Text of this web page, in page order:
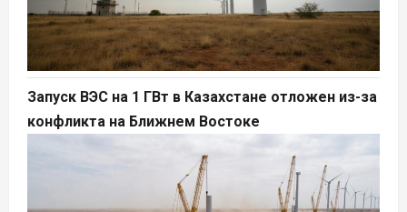
Запуск ВЭС на 1 ГВт в Казахстане отложен из-за
конфликта на Ближнем Востоке